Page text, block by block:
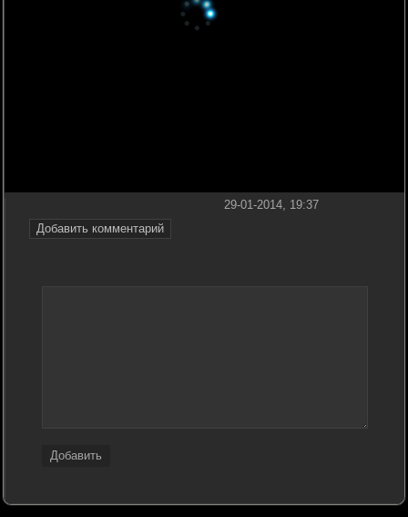
Добавить комментарий
29-01-2014, 19:37
Добавить